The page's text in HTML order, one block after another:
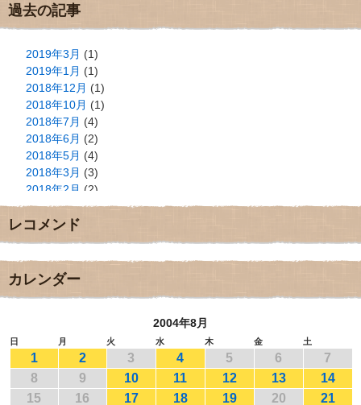
過去の記事
2019年3月 (1)
2019年1月 (1)
2018年12月 (1)
2018年10月 (1)
2018年7月 (4)
2018年6月 (2)
2018年5月 (4)
2018年3月 (3)
2018年2月 (2)
2018年1月(2)
2017年12月
2017年11月(3)
2017年9月
2017年8月
2017年5月
2017年4月(2)
2017年3月(1)
2017年2月(1)
レコメンド
カレンダー
2004年8月
日 月 火 水 木 金 土
1 2 3 4 5 6
7
8
9 10 11 12 13
14
15
16 17 18 19 20 21